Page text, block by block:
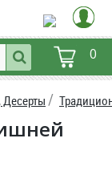
0
Десерты